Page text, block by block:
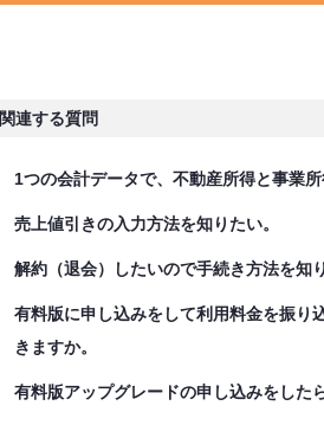
関連する質問
1つの会計データで、不動産所得と事業
売上値引きの入力方法を知りたい。
解約（退会）したいので手続き方法を知
有料版に申し込みをして利用料金を振り
きますか。
有料版アップグレードの申し込みをした